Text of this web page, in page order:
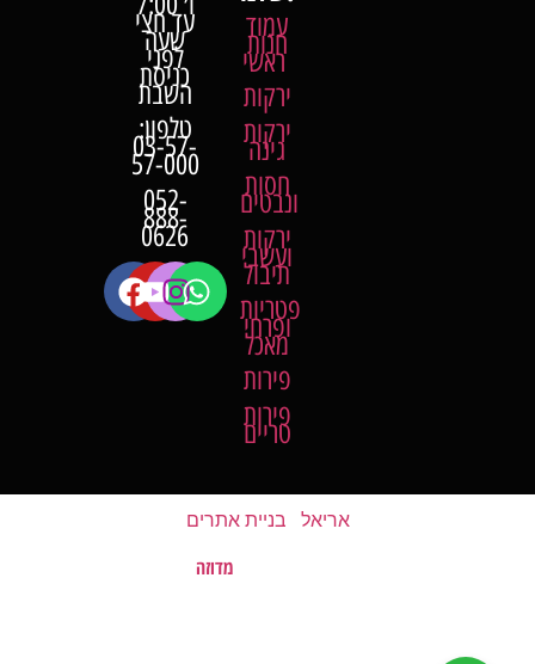
עד חצי
שעה
לפני
כניסת
השבת
טלפון:
03-57-
57-000
052-
888-
0626
עמוד
חנות
ראשי
ירקות
ירקות
גינה
חסות
ונבטים
ירקות
ועשבי
תיבול
פטריות
ופרחי
מאכל
פירות
פירות
טריים
אריאל בניית אתרים
האתר נבנה על ידימדוזה